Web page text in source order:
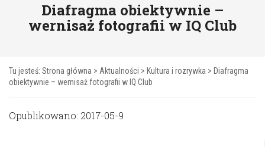
Diafragma obiektywnie –
wernisaż fotografii w IQ Club
Tu jesteś: Strona główna > Aktualności > Kultura i rozrywka > Diafragma
obiektywnie – wernisaż fotografii w IQ Club
Opublikowano: 2017-05-9